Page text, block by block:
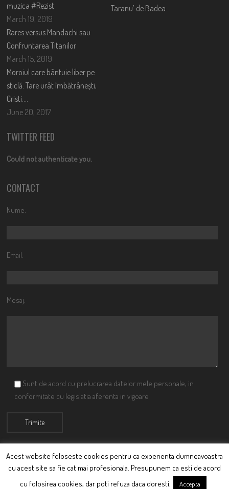
muzica #Rezist
March 19, 2019
Rares versus Mandachi sau
Confruntarea Titanilor
March 15, 2019
Moroiul care bântuie liber pe
sticlă. Tare urât îmbătrânești,
Cristi….
June 20, 2017
Taranu’ de Badea
TWITTER FEED
Could not authenticate you.
CONTACT
Nume:
Email:
Mesaj:
Sunt de acord cu prelucrarea datelor mele personale, in
conformitate cu legislatia aferenta in vigoare
© Ciutacu 2015 Parte a Imperiului Ciutacesc.
Acest website foloseste cookies pentru ca experienta dumneavoastra
cu acest site sa fie cat mai profesionala. Presupunem ca esti de acord
cu folosirea cookies, dar poti refuza daca doresti.
Accepta